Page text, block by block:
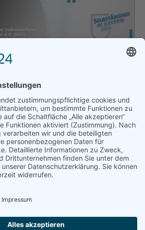
der Selbständigen in
weiblich. Diese Zahl beschäftigt
Gabriele Sehorz sehr: „Bei vielen
treffe ich hochengagierte,
Unternehmerinnen, die
hervorragende
Es würde mich sehr freuen,
Dazu möchte ich nicht…